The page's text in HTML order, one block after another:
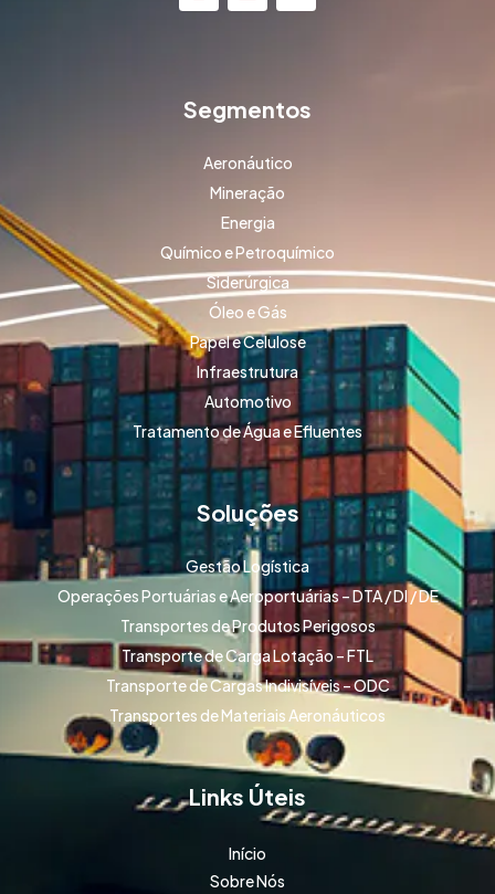
Segmentos
Aeronáutico
Mineração
Energia
Químico e Petroquímico
Siderúrgica
Óleo e Gás
Papel e Celulose
Infraestrutura
Automotivo
Tratamento de Água e Efluentes
Soluções
Gestão Logística
Operações Portuárias e Aeroportuárias – DTA / DI / DE
Transportes de Produtos Perigosos
Transporte de Carga Lotação – FTL
Transporte de Cargas Indivisíveis – ODC
Transportes de Materiais Aeronáuticos
Links Úteis
Início
Sobre Nós